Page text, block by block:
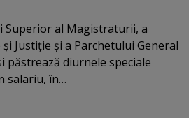
Superior al Magistraturii, a
Justiție și a Parchetului General
păstrează diurnele speciale
salariu, în…